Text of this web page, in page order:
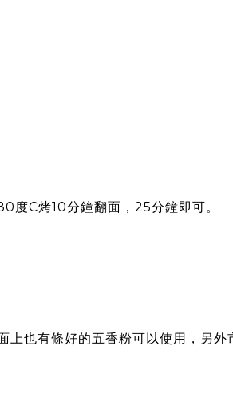
度C烤10分鐘翻面，25分鐘即可。
上也有條好的五香粉可以使用，另外